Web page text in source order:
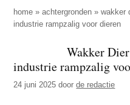
p
d
z
e
i
n
n
d
home »achtergronden »wakker
industrie rampzalig voor dieren
Wakker
industrie rampzalig
24 juni 2025 doorde redactie